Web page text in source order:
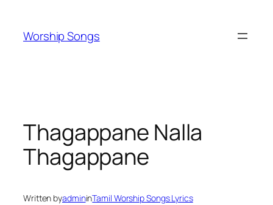
content
Worship Songs
Thagappane Nalla
Thagappane
Written byadmininTamil Worship Songs Lyrics